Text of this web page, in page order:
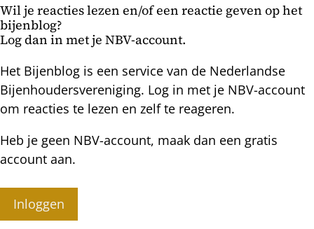
Wil je reacties lezen en/of een reactie geven op het
bijenblog?
Log dan in met je NBV-account.
Het Bijenblog is een service van de Nederlandse
Bijenhoudersvereniging. Log in met je NBV-account
om reacties te lezen en zelf te reageren.
Heb je geen NBV-account, maak dan een gratis
account aan.
Inloggen